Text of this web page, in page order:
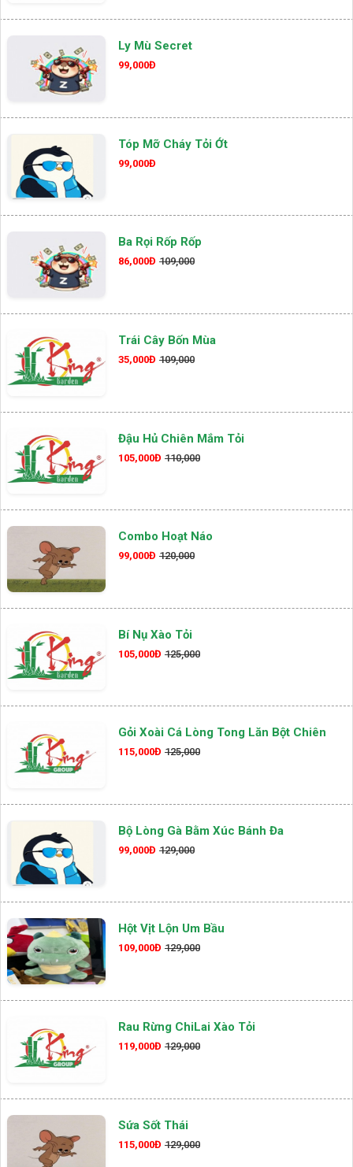
Ly Mù Secret
99,000Đ
Tóp Mỡ Cháy Tỏi Ớt
99,000Đ
Ba Rọi Rốp Rốp
86,000Đ 109,000
Trái Cây Bốn Mùa
35,000Đ 109,000
Đậu Hủ Chiên Mắm Tỏi
105,000Đ 110,000
Combo Hoạt Náo
99,000Đ 120,000
Bí Nụ Xào Tỏi
105,000Đ 125,000
Gỏi Xoài Cá Lòng Tong Lăn Bột Chiên
115,000Đ 125,000
Bộ Lòng Gà Bằm Xúc Bánh Đa
99,000Đ 129,000
Hột Vịt Lộn Um Bầu
109,000Đ 129,000
Rau Rừng ChiLai Xào Tỏi
119,000Đ 129,000
Sứa Sốt Thái
115,000Đ 129,000